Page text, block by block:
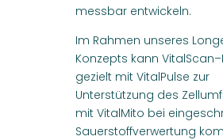
messbar entwickeln.
Im Rahmen unseres
Konzepts kann
gezielt mit VitalPulse zur
Unterstützung des
mit VitalMito bei
Sauerstoffverwertung